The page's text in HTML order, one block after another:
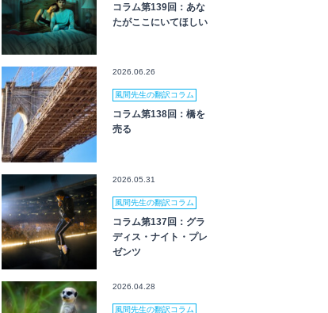
コラム第139回：あな
たがここにいてほしい
2026.06.26
風間先生の翻訳コラム
コラム第138回：橋を
売る
2026.05.31
風間先生の翻訳コラム
コラム第137回：グラ
ディス・ナイト・プレ
ゼンツ
2026.04.28
風間先生の翻訳コラム